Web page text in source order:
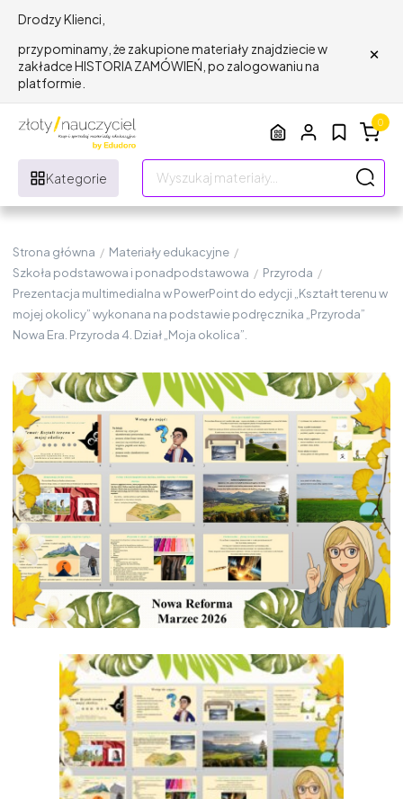
Drodzy Klienci,
przypominamy, że zakupione materiały znajdziecie w
zakładce HISTORIA ZAMÓWIEŃ, po zalogowaniu na
platformie.
×
Kategorie
0
Strona główna / Materiały edukacyjne /
Szkoła podstawowa i ponadpodstawowa / Przyroda /
Prezentacja multimedialna w PowerPoint do edycji „Kształt terenu w
mojej okolicy” wykonana na podstawie podręcznika „Przyroda”
Nowa Era. Przyroda 4. Dział „Moja okolica”.